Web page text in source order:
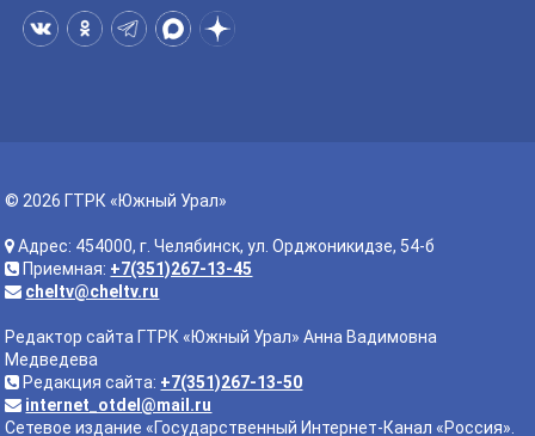
© 2026 ГТРК «Южный Урал»
Адрес: 454000, г. Челябинск, ул. Орджоникидзе, 54-б
Приемная: +7(351)267-13-45
cheltv@cheltv.ru
Редактор сайта ГТРК «Южный Урал» Анна Вадимовна
Медведева
Редакция сайта: +7(351)267-13-50
internet_otdel@mail.ru
Сетевое издание «Государственный Интернет-Канал «Россия».